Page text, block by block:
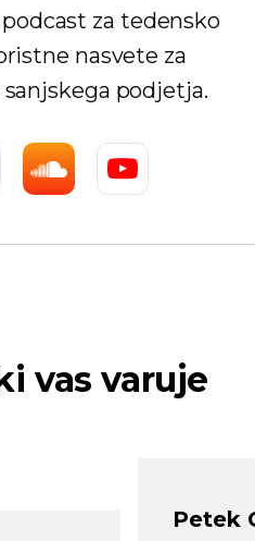
za tedensko
nasvete za
podjetja.
vas varuje
Petek